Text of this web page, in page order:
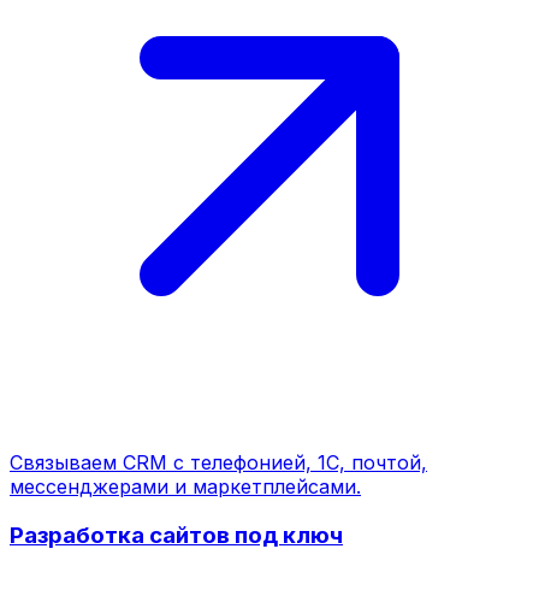
Связываем CRM с телефонией, 1С, почтой,
мессенджерами и маркетплейсами.
Разработка сайтов под ключ